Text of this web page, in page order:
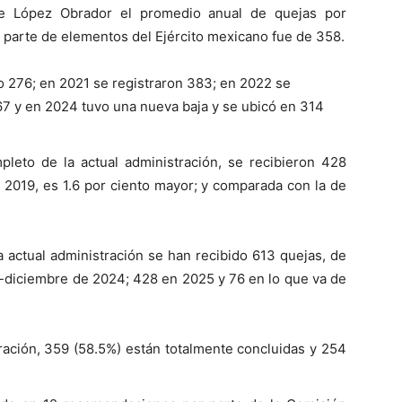
López Obrador el promedio anual de quejas por
de elementos del Ejército mexicano fue de 358.
276; en 2021 se registraron 383; en 2022 se
y en 2024 tuvo una nueva baja y se ubicó en 314
de la actual administración, se recibieron 428
es 1.6 por ciento mayor; y comparada con la de
administración se han recibido 613 quejas, de
de 2024; 428 en 2025 y 76 en lo que va de
359 (58.5%) están totalmente concluidas y 254